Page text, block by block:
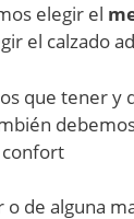
elegir el
el calzado
que tener y
confort
o de alguna